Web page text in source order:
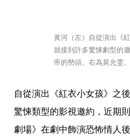
黃河（左）自從演出《
就接到許多驚悚劇型的
帝的勢頭。右為莫允雯。
自從演出《紅衣小女孩》之
驚悚類型的影視邀約，近期
劇場》在劇中飾演恐怖情人